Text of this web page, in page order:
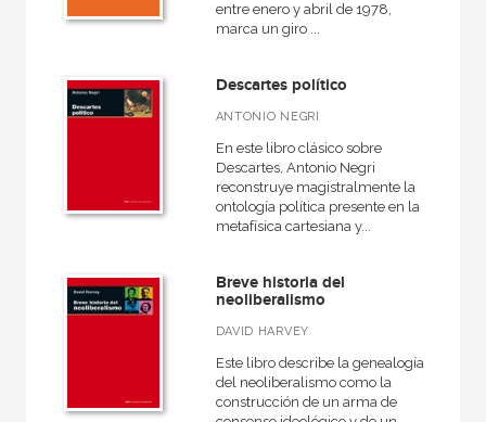
entre enero y abril de 1978,
marca un giro ...
Descartes político
ANTONIO NEGRI
En este libro clásico sobre
Descartes, Antonio Negri
reconstruye magistralmente la
ontología política presente en la
metafísica cartesiana y...
Breve historia del
neoliberalismo
DAVID HARVEY
Este libro describe la genealogía
del neoliberalismo como la
construcción de un arma de